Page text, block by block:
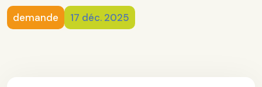
demande 17 déc. 2025